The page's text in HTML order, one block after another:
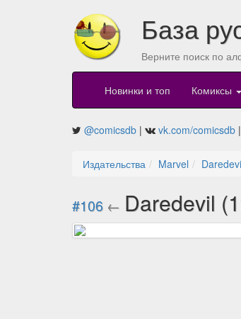
База
Верните поиск по
Новинки и топ Комиксы
@comicsdb | vk.com/comicsdb |
Издательства Marvel
#106 ← Daredevil